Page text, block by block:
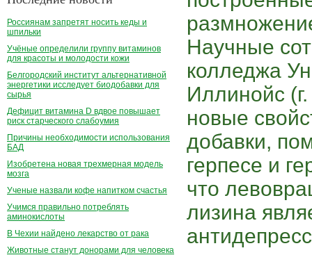
Россиянам запретят носить кеды и
шпильки
Учёные определили группу витаминов
для красоты и молодости кожи
Белгородский институт альтернативной
энергетики исследует биодобавки для
сырья
Дефицит витамина D вдвое повышает
риск старческого слабоумия
Причины необходимости использования
БАД
Изобретена новая трехмерная модель
мозга
Ученые назвали кофе напитком счастья
Учимся правильно потреблять
аминокислоты
В Чехии найдено лекарство от рака
Животные станут донорами для человека
Научные
колледжа
Иллинойс
новые
добавки,
герпесе и
что
лизина